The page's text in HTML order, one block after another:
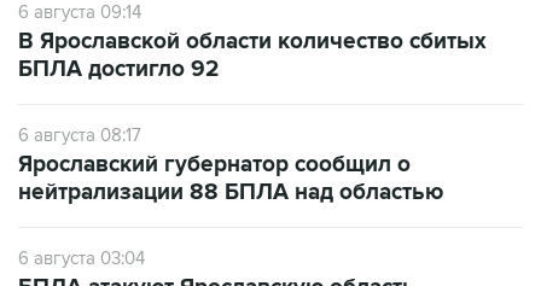
6 августа 09:14
В Ярославской области количество сбитых
БПЛА достигло 92
6 августа 08:17
Ярославский губернатор сообщил о
нейтрализации 88 БПЛА над областью
6 августа 03:04